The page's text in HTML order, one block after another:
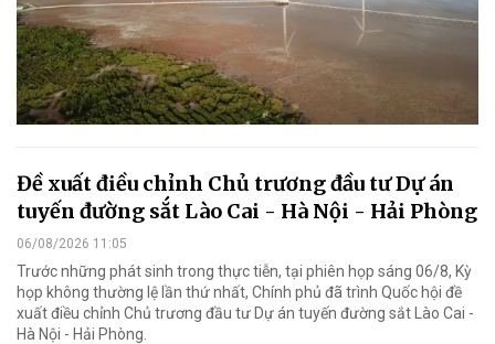
Đề xuất điều chỉnh Chủ trương đầu tư Dự án
tuyến đường sắt Lào Cai - Hà Nội - Hải Phòng
06/08/2026 11:05
Trước những phát sinh trong thực tiễn, tại phiên họp sáng 06/8, Kỳ
họp không thường lệ lần thứ nhất, Chính phủ đã trình Quốc hội đề
xuất điều chỉnh Chủ trương đầu tư Dự án tuyến đường sắt Lào Cai -
Hà Nội - Hải Phòng.